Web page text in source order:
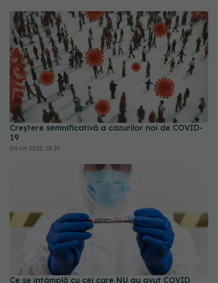
Creștere semnificativă a cazurilor noi de COVID-
19
04 iun 2025, 18:29
Ce se întâmplă cu cei care NU au avut COVID
05 aug 2025, 13:09